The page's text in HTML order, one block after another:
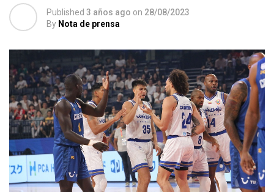
Published 3 años ago on 28/08/2023
By Nota de prensa